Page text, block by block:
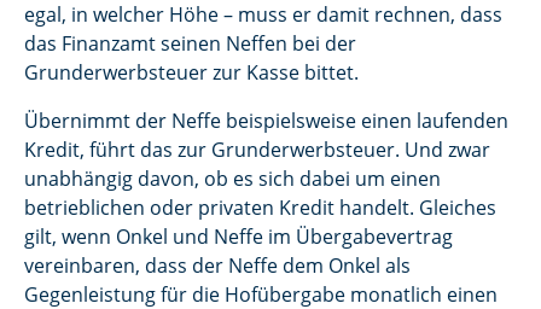
egal, in welcher Höhe – muss er damit rechnen, dass
das Finanzamt seinen Neffen bei der
Grunderwerbsteuer zur Kasse bittet.
Übernimmt der Neffe beispielsweise einen laufenden
Kredit, führt das zur Grunderwerbsteuer. Und zwar
unabhängig davon, ob es sich dabei um einen
betrieblichen oder privaten Kredit handelt. Gleiches
gilt, wenn Onkel und Neffe im Übergabevertrag
vereinbaren, dass der Neffe dem Onkel als
Gegenleistung für die Hofübergabe monatlich einen